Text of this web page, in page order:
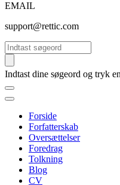
EMAIL
support@rettic.com
Søg
Indtast dine søgeord og tryk
Forside
Forfatterskab
Oversættelser
Foredrag
Tolkning
Blog
CV